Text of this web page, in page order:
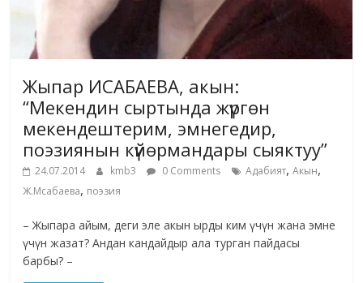
Жыпар ИСАБАЕВА, акын:
“Мекендин сыртында жүргөн
мекендештерим, эмнегедир,
поэзиянын күйөрмандары сыяктуу”
24.07.2014 kmb3 0 Comments Адабият,Акын,
Ж.Мсабаева, поэзия
– Жыпара айым, деги эле акын ырды ким үчүн жана эмне
үчүн жазат? Андан кандайдыр ала турган пайдасы
барбы? –